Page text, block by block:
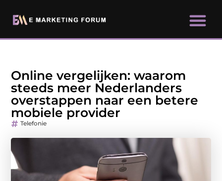
Online vergelijken: waarom
steeds meer Nederlanders
overstappen naar een betere
mobiele provider
Telefonie